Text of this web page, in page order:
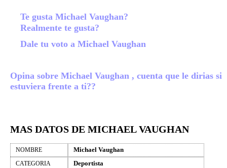
Te gusta Michael Vaughan?
Realmente te gusta?
Dale tu voto a Michael Vaughan
Opina sobre Michael Vaughan , cuenta que le dirias si
estuviera frente a ti??
MAS DATOS DE MICHAEL VAUGHAN
NOMBRE Michael Vaughan
CATEGORIA Deportista